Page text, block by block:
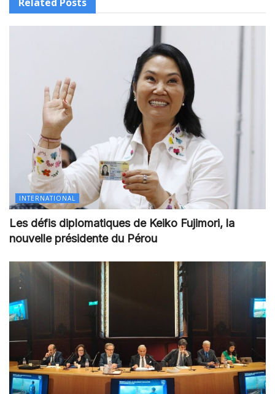
INTERNATIONAL
Les défis diplomatiques de Keiko Fujimori, la
nouvelle présidente du Pérou